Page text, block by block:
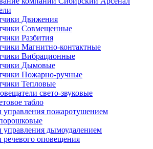
Движения
Совмещенные
Разбития
Магнитно-контактные
Вибрационные
Дымовые
Пожарно-ручные
Тепловые
свето-звуковые
табло
пожаротушением
дымоудалением
оповещения